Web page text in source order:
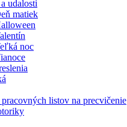
udalosti
matiek
noc
listov na precvičenie